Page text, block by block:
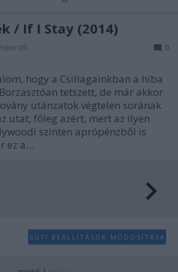
/ If I Stay (2014)
09. 0
hogy a Csillagainkban a hiba
tetszett, de már akkor
utánzatok végtelen sorának
utat, főleg azért, mert az ilyen
szinten aprópénzből is
ez a…
SÜTI BEÁLLÍTÁSOK MÓDOSÍTÁSA